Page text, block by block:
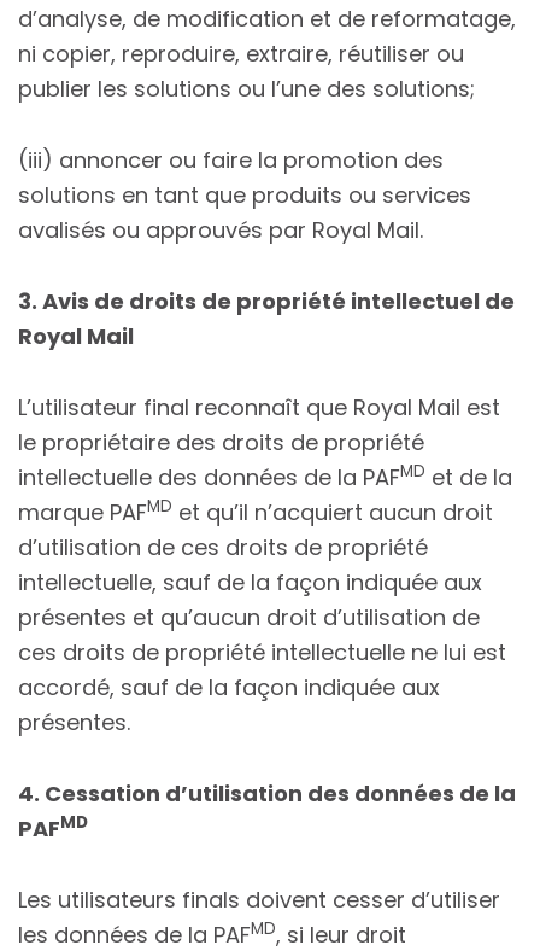
d’analyse, de modification et de reformatage,
ni copier, reproduire, extraire, réutiliser ou
publier les solutions ou l’une des solutions;
(iii) annoncer ou faire la promotion des
solutions en tant que produits ou services
avalisés ou approuvés par Royal Mail.
3. Avis de droits de propriété intellectuel de
Royal Mail
L’utilisateur final reconnaît que Royal Mail est
le propriétaire des droits de propriété
intellectuelle des données de la PAFMD et de la
marque PAFMD et qu’il n’acquiert aucun droit
d’utilisation de ces droits de propriété
intellectuelle, sauf de la façon indiquée aux
présentes et qu’aucun droit d’utilisation de
ces droits de propriété intellectuelle ne lui est
accordé, sauf de la façon indiquée aux
présentes.
4. Cessation d’utilisation des données de la
PAFMD
Les utilisateurs finals doivent cesser d’utiliser
les données de la PAFMD, si leur droit